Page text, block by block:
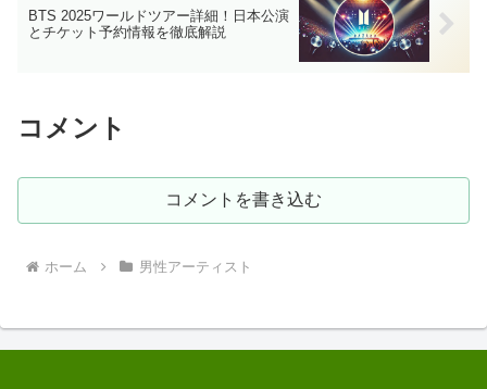
BTS 2025ワールドツアー詳細！日本公演
とチケット予約情報を徹底解説
コメント
コメントを書き込む
ホーム 男性アーティスト